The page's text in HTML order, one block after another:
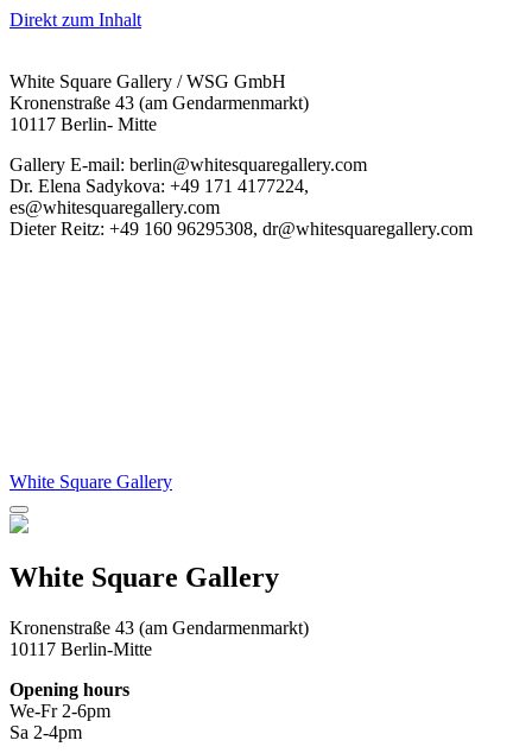
Direkt zum Inhalt
White Square Gallery / WSG GmbH
Kronenstraße 43 (am Gendarmenmarkt)
10117 Berlin- Mitte
Gallery E-mail: berlin@whitesquaregallery.com
Dr. Elena Sadykova: +49 171 4177224,
es@whitesquaregallery.com
Dieter Reitz: +49 160 96295308, dr@whitesquaregallery.com
White Square Gallery
White Square Gallery
Kronenstraße 43 (am Gendarmenmarkt)
10117 Berlin-Mitte
Opening hours
We-Fr 2-6pm
Sa 2-4pm